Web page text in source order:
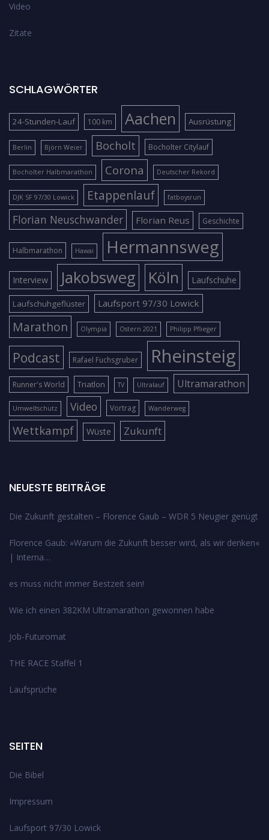
Video
Zitate
SCHLAGWÖRTER
24-Stunden-Lauf 100 km Aachen Ausrüstung
Berlin Björn Weier Bocholt Bocholter Citylauf
Bocholter Halbmarathon Corona Deutscher Rekord
DJK SF 97/30 Lowick Etappenlauf fatboysrun
Florian Neuschwander Florian Reus Geschichte
Halbmarathon Hawai Hermannsweg
Interview Jakobsweg Köln Laufschuhe
Laufschuhgeflüster Laufsport 97/30 Lowick
Marathon Olympia Ostern 2021 Philipp Pflieger
Podcast Rafael Fuchsgruber Rheinsteig
Runner's World Triatlon TV Ultralauf Ultramarathon
Umweltschutz Video Vortrag Wanderweg
Wettkampf Wüste Zukunft
NEUESTE BEITRÄGE
Die Zukunft gestalten – Florence Gaub – WDR 5 Neugier genügt
Florence Gaub: »Warum die Zukunft besser wird, als wir denken«
| Interna…
es muss nicht immer Bestzeit sein!
Wie ich einen 382KM Ultramarathon gewonnen habe
Job-Futuromat
THE RACE Staffel 1
Laufsprüche
SEITEN
Die Bibel
Impressum
Laufsport 97/30 Lowick